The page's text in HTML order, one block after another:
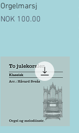
Quick View
Orgelmarsj
Price
NOK 100.00